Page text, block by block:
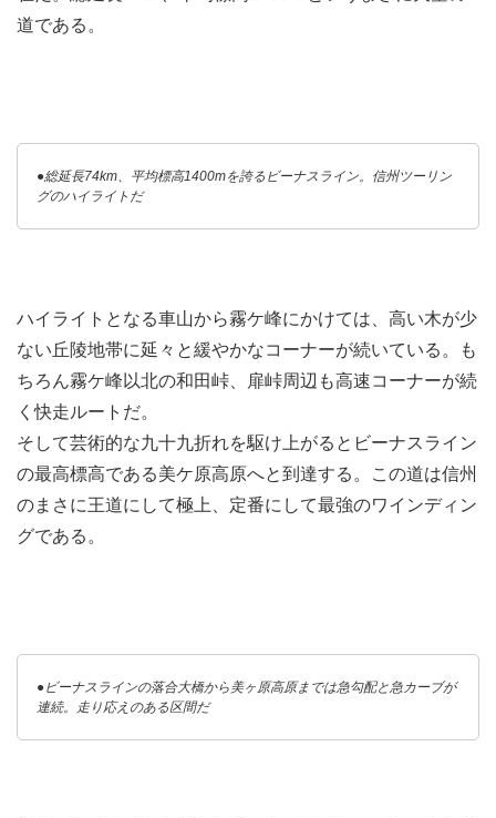
道である。
●総延長74km、平均標高1400mを誇るビーナスライン。信州ツーリン
グのハイライトだ
ハイライトとなる車山から霧ケ峰にかけては、高い木が少
ない丘陵地帯に延々と緩やかなコーナーが続いている。も
ちろん霧ケ峰以北の和田峠、扉峠周辺も高速コーナーが続
く快走ルートだ。
そして芸術的な九十九折れを駆け上がるとビーナスライン
の最高標高である美ケ原高原へと到達する。この道は信州
のまさに王道にして極上、定番にして最強のワインディン
グである。
●ビーナスラインの落合大橋から美ヶ原高原までは急勾配と急カーブが
連続。走り応えのある区間だ